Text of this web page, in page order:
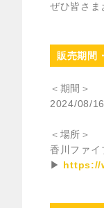
ぜひ皆さま
販売期間
＜期間＞
2024/08/
＜場所＞
香川ファイ
▶ https://